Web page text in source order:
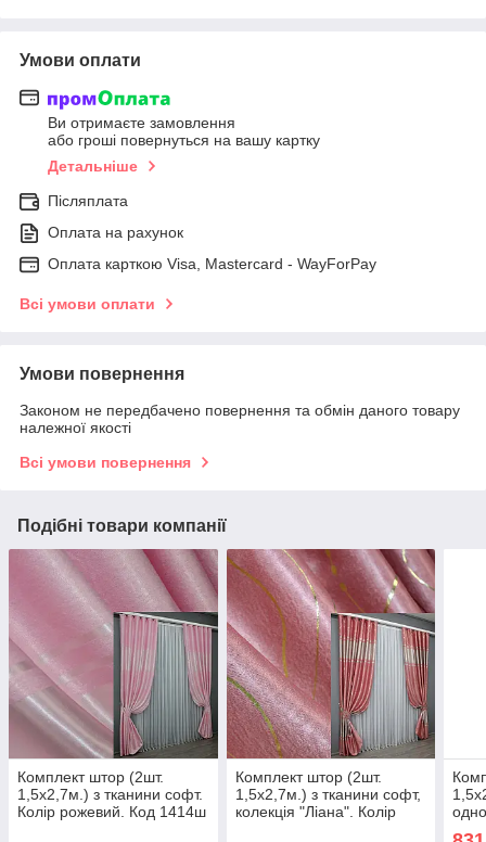
Умови оплати
Ви отримаєте замовлення
або гроші повернуться на вашу картку
Детальніше
Післяплата
Оплата на рахунок
Оплата карткою Visa, Mastercard - WayForPay
Всі умови оплати
Умови повернення
Законом не передбачено повернення та обмін даного товару
належної якості
Всі умови повернення
Подібні товари компанії
Комплект штор (2шт.
1,5х2,7м.) з тканини софт.
Колір рожевий. Код 1414ш
Комплект штор (2шт.
1,5х2,7м.) з тканини софт,
колекція "Ліана". Колір